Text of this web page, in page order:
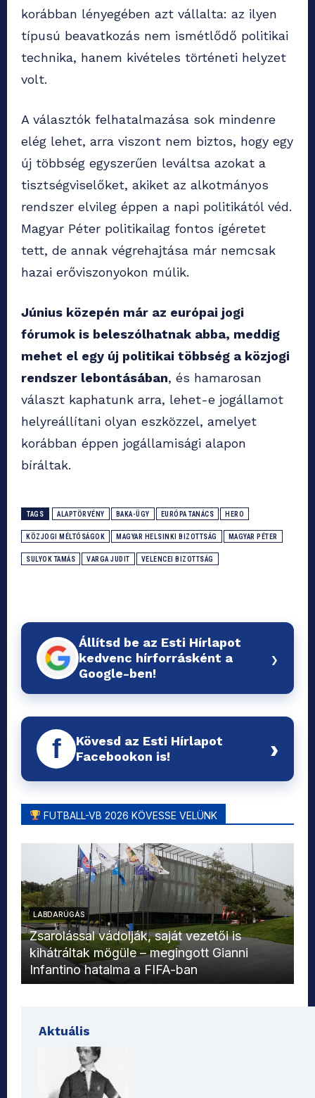
korábban lényegében azt vállalta: az ilyen
típusú beavatkozás nem ismétlődő politikai
technika, hanem kivételes történeti helyzet
volt.
A választók felhatalmazása sok mindenre
elég lehet, arra viszont nem biztos, hogy egy
új többség egyszerűen leváltsa azokat a
tisztségviselőket, akiket az alkotmányos
rendszer elvileg éppen a napi politikától véd.
Magyar Péter politikailag fontos ígéretet
tett, de annak végrehajtása már nemcsak
hazai erőviszonyokon múlik.
Június közepén már az európai jogi
fórumok is beleszólhatnak abba, meddig
mehet el egy új politikai többség a közjogi
rendszer lebontásában, és hamarosan
választ kaphatunk arra, lehet-e jogállamot
helyreállítani olyan eszközzel, amelyet
korábban éppen jogállamisági alapon
bíráltak.
TAGS ALAPTÖRVÉNY BAKA-ÜGY EURÓPA TANÁCS HERO
KÖZJOGI MÉLTÓSÁGOK MAGYAR HELSINKI BIZOTTSÁG MAGYAR PÉTER
SULYOK TAMÁS VARGA JUDIT VELENCEI BIZOTTSÁG
Állítsd be az Esti Hírlapot
kedvenc hírforrásként a
Google-ben!
›
f
Kövesd az Esti Hírlapot
Facebookon is!
›
FUTBALL-VB 2026 KÖVESSE VELÜNK
LABDARÚGÁS
Zsarolással vádolják, saját vezetői is
kihátráltak mögüle – megingott Gianni
Infantino hatalma a FIFA-ban
Aktuális